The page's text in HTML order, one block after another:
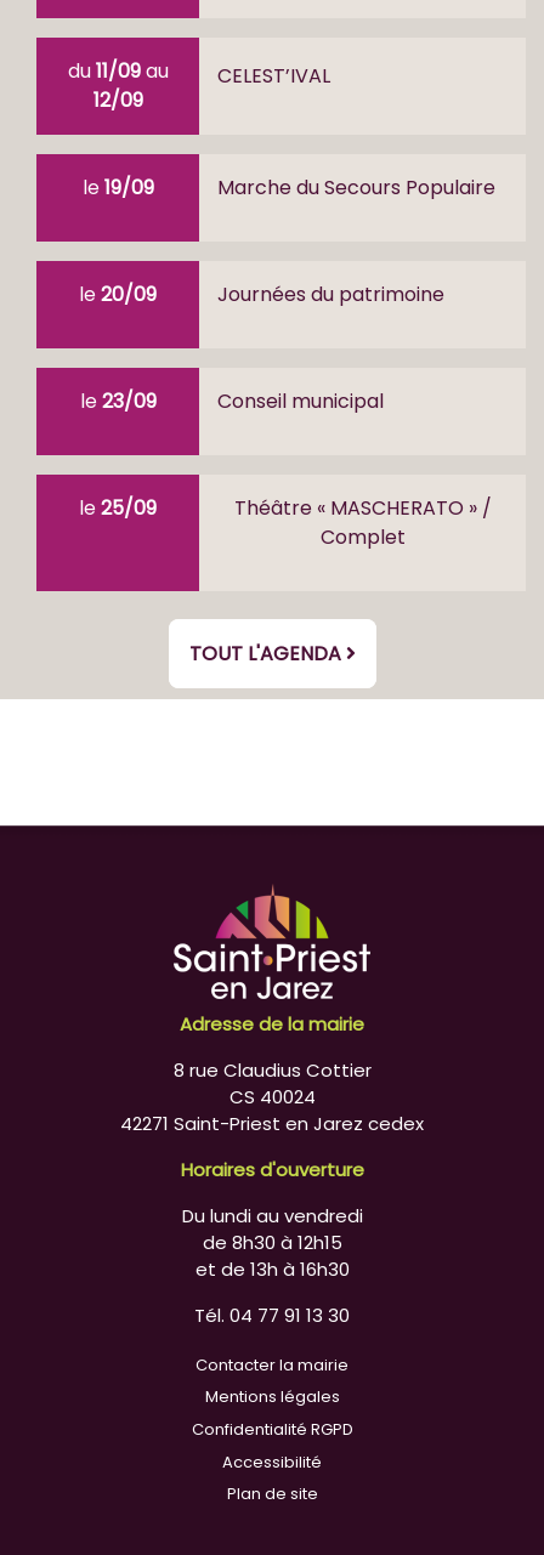
du11/09au
12/09
CELEST’IVAL
le19/09 Marche du Secours Populaire
le20/09 Journées du patrimoine
le23/09 Conseil municipal
le25/09
Théâtre « MASCHERATO » /
Complet
TOUT L'AGENDA
Adresse de la mairie
8 rue Claudius Cottier
CS 40024
42271 Saint-Priest en Jarez cedex
Horaires d'ouverture
Du lundi au vendredi
de 8h30 à 12h15
et de 13h à 16h30
Tél. 04 77 91 13 30
Contacter la mairie
Mentions légales
Confidentialité RGPD
Accessibilité
Plan de site